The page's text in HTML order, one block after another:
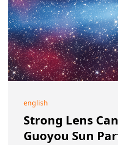
english
Strong Lens
Guoyou Sun